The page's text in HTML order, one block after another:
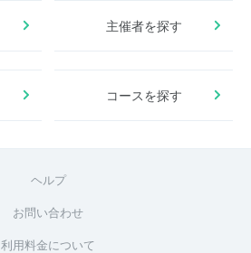
主催者を探す
コースを探す
ヘルプ
お問い合わせ
利用料金について